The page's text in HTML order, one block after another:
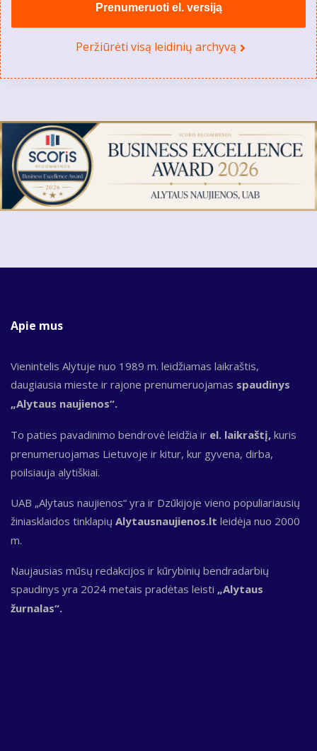
Prenumeruoti el. versiją
Peržiūrėti visą leidinių archyvą
Apie mus
Vienintelis Alytuje nuo 1989 m. leidžiamas laikraštis,
daugiausia mieste ir rajone prenumeruojamas spaudinys
„Alytaus naujienos“.
To paties pavadinimo bendrovė leidžia ir el. laikraštį, kuris
prenumeruojamas Lietuvoje ir kitur, kur gyvena, dirba,
poilsiauja alytiškiai.
UAB „Alytaus naujienos“ yra ir Dzūkijoje vieno populiariausių
žiniasklaidos tinklapių Alytausnaujienos.lt leidėja nuo 2000
m.
Naujausias mūsų redakcijos ir kūrybinių bendradarbių
spaudinys yra 2024 metais pradėtas leisti „Alytaus
žurnalas“.